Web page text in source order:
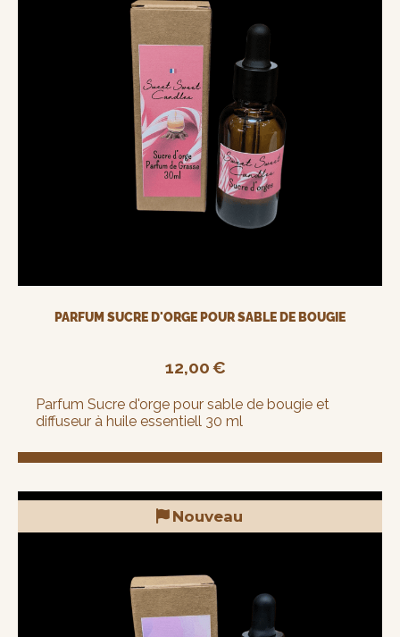
PARFUM SUCRE D'ORGE POUR SABLE DE BOUGIE
12,00€
Parfum Sucre d'orge pour sable de bougie et
diffuseur à huile essentiell 30 ml
Nouveau